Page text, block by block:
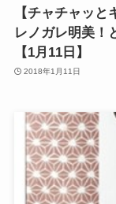
【チャチャッ
レノガレ明美！
【1月11日】
2018年1月11日